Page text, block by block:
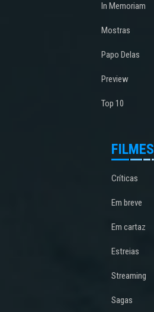
In Memoriam
Mostras
Papo Delas
Preview
Top 10
FILMES
Críticas
Em breve
Em cartaz
Estreias
Streaming
Sagas